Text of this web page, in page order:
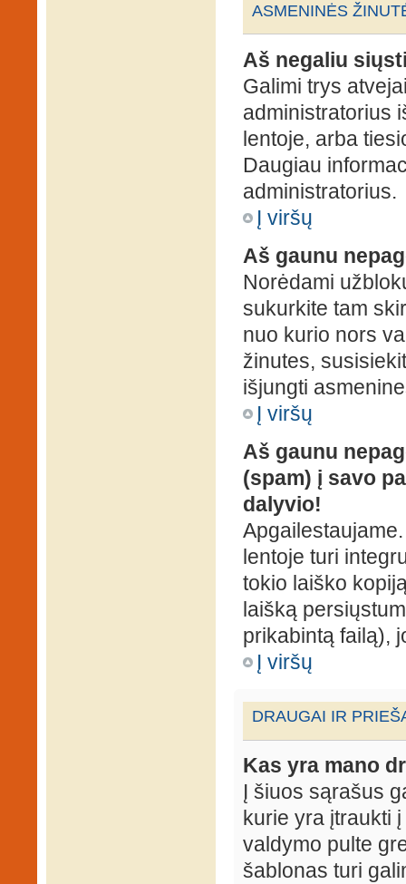
ASMENINĖS
Aš negaliu
Galimi trys
administratorius
lentoje, arba
Daugiau
administratorius.
Į viršų
Aš gaunu
Norėdami
sukurkite tam
nuo kurio nors
žinutes,
išjungti
Į viršų
Aš gaunu
(spam) į savo
dalyvio!
lentoje turi
tokio laiško
laišką
prikabintą failą),
Į viršų
DRAUGAI IR
Kas yra mano
Į šiuos sąrašus
kurie yra įtraukti
valdymo pulte
šablonas turi